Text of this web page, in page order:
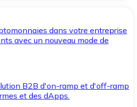
dans votre entreprise
avec un nouveau mode de
B2B d'on-ramp et d'off-ramp
et des dApps.